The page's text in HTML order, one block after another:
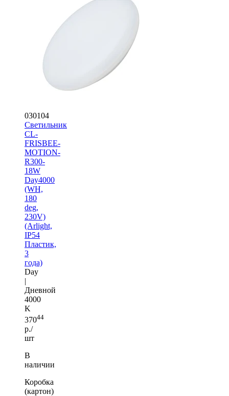
030104
Светильник
CL-
FRISBEE-
MOTION-
R300-
18W
Day4000
(WH,
180
deg,
230V)
(Arlight,
IP54
Пластик,
3
года)
Day
|
Дневной
4000
K
37044
р./
шт
В
наличии
Коробка
(картон)